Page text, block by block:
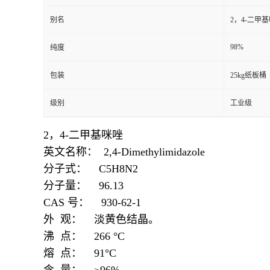
别名 2，4-二甲
纯度 98%
包装 25kg纸板桶
级别 工业级
2，4-二甲基咪唑
英文名称： 2,4-Dimethylimidazole
分子式： C5H8N2
分子量： 96.13
CAS 号： 930-62-1
外 观： 淡黄色结晶。
沸 点： 266 °C
熔 点： 91°C